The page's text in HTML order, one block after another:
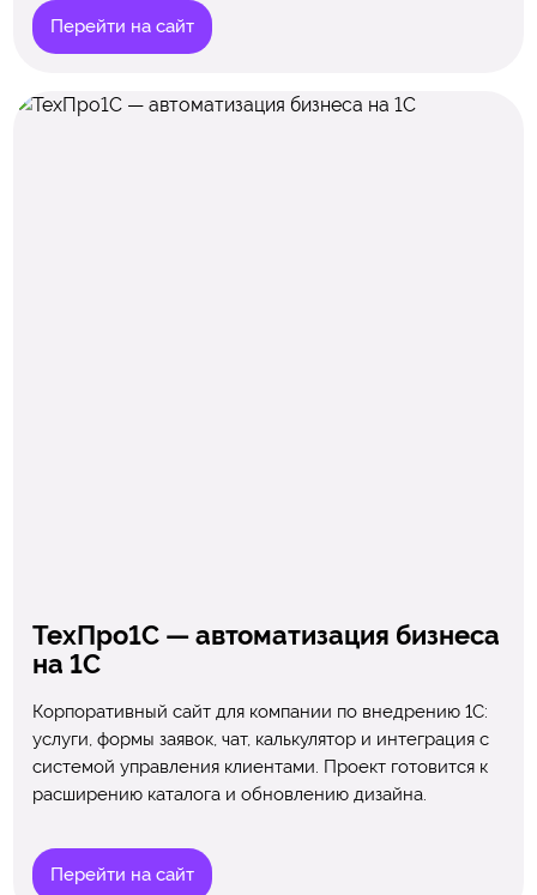
Перейти на сайт
ТехПро1С — автоматизация бизнеса
на 1С
Корпоративный сайт для компании по внедрению 1С:
услуги, формы заявок, чат, калькулятор и интеграция с
системой управления клиентами. Проект готовится к
расширению каталога и обновлению дизайна.
Перейти на сайт